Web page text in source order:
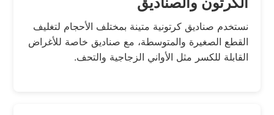
نستخدم صناديق كرتونية متينة بمختلف الأحجام لتغليف
القطع الصغيرة والمتوسطة، مع صناديق خاصة للأغراض
القابلة للكسر مثل الأواني الزجاجية والتحف.